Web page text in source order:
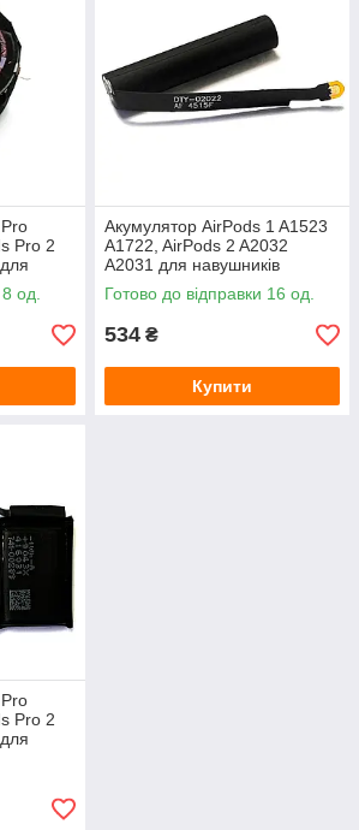
Pro 2
од.
Акумулятор AirPods 1 A1523
A1722, AirPods 2 A2032
A2031 для навушників
Готово до відправки 16 од.
534 ₴
Купити
Pro 2